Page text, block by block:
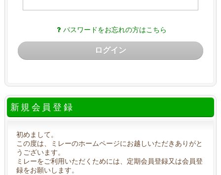
パスワードをお忘れの方はこちら
ログイン
新規会員登録
初めまして。
この度は、ミレーのホームページにお越しいただきありがと
うございます。
ミレーをご利用いただくためには、定期会員登録又は会員登
録をお願いします。